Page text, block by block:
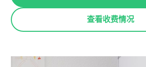
查看收费情况